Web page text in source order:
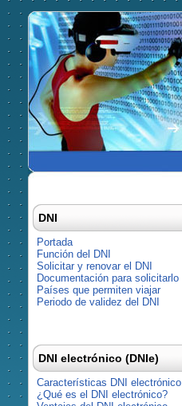
DNI
Portada
Función del DNI
Solicitar y renovar el DNI
Documentación para solicitarlo
Países que permiten viajar
Periodo de validez del DNI
DNI electrónico (DNIe)
Características DNI electrónico
¿Qué es el DNI electrónico?